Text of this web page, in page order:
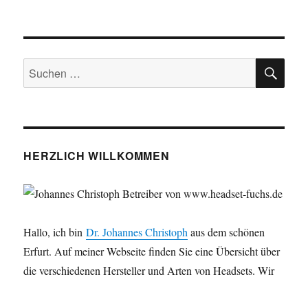
Suchen
nach:
HERZLICH WILLKOMMEN
Hallo, ich binDr. Johannes Christoph aus dem schönen
Erfurt. Auf meiner Webseite finden Sie eine Übersicht über
die verschiedenen Hersteller und Arten von Headsets. Wir